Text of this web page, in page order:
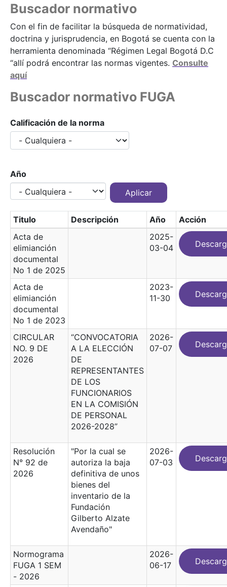
Buscador normativo
Con el fin de facilitar la búsqueda de normatividad,
doctrina y jurisprudencia, en Bogotá se cuenta con la
herramienta denominada “Régimen Legal Bogotá D.C
“allí podrá encontrar las normas vigentes. Consulte
aquí
Buscador normativo FUGA
Calificación de la norma
Año
Titulo Descripción Año
Acción
Acta de
elimianción
documental
No 1 de 2025
2025-
03-04
Acta de
elimianción
documental
No 1 de 2023
2023-
11-30
CIRCULAR
NO. 9 DE
2026
“CONVOCATORIA
A LA ELECCIÓN
DE
REPRESENTANTES
DE LOS
FUNCIONARIOS
EN LA COMISIÓN
DE PERSONAL
2026-2028”
2026-
07-07
Resolución
N° 92 de
2026
"Por la cual se
autoriza la baja
definitiva de unos
bienes del
inventario de la
Fundación
Gilberto Alzate
Avendaño"
2026-
07-03
Normograma
FUGA 1 SEM
- 2026
2026-
06-17